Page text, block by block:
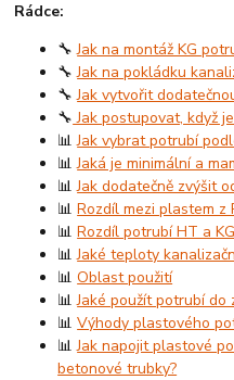
Rádce:
🔧Jak na montáž KG
🔧Jak na pokládku
🔧Jak vytvořit
🔧 Jak postupovat, když
📊Jak vybrat potrubí
📊Jaká je minimální a
📊Jak dodatečně zvýšit
📊Rozdíl mezi plastem z
📊Rozdíl potrubí HT a KG
📊Jaké teploty
📊Oblast použití
📊Jaké použít potrubí do
📊Výhody plastového
📊Jak napojit plastové
betonové trubky?